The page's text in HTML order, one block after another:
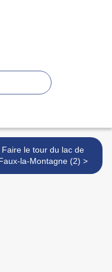
Faire le tour du lac de
Faux-la-Montagne (2) >